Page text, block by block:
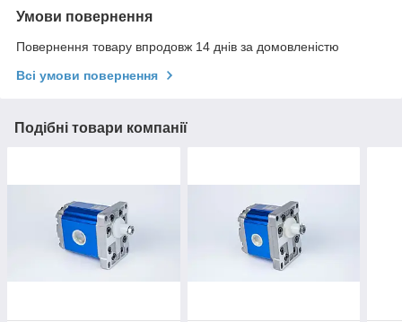
Умови повернення
Повернення товару впродовж 14 днів за домовленістю
Всі умови повернення
Подібні товари компанії